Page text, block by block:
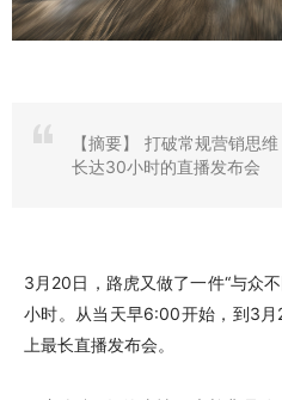
【摘要】
打破常规营销思
长达30小时的直播发布会
3月20日，路虎又做了一件“与众
小时。从当天早6:00开始，到3
上最长直播发布会。